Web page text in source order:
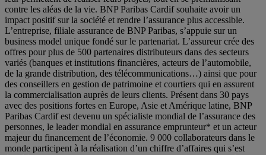
contre les aléas de la vie. BNP Paribas Cardif souhaite avoir un
impact positif sur la société et rendre l’assurance plus accessible.
L’entreprise, filiale assurance de BNP Paribas, s’appuie sur un
business model unique fondé sur le partenariat. L’assureur crée des
offres pour plus de 500 partenaires distributeurs dans des secteurs
variés (banques et institutions financières, acteurs de l’automobile,
de la grande distribution, des télécommunications…) ainsi que pour
des conseillers en gestion de patrimoine et courtiers qui en assurent
la commercialisation auprès de leurs clients. Présent dans 30 pays
avec des positions fortes en Europe, Asie et Amérique latine, BNP
Paribas Cardif est devenu un spécialiste mondial de l’assurance des
personnes, le leader mondial en assurance emprunteur* et un acteur
majeur du financement de l’économie. 9 000 collaborateurs dans le
monde participent à la réalisation d’un chiffre d’affaires qui s’est